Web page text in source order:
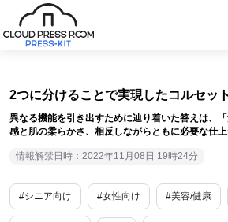
2つに分けることで実現したコルセッ
異なる機能を引き出すために辿り着いた答えは、
感と肌の柔らかさ、相反しながらともに必要な仕上
情報解禁日時：2022年11月08日 19時24分
#シニア向け #女性向け #美容/健康